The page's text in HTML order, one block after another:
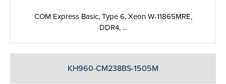
COM Express Basic, Type 6, Xeon W-11865MRE,
DDR4, ...
KH960-CM238BS-1505M